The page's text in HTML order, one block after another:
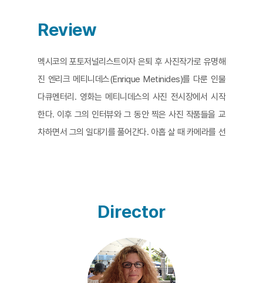
Review
멕시코의 포토저널리스트이자 은퇴 후 사진작가로 유명해
진 엔리크 메티니데스(Enrique Metinides)를 다룬 인물
다큐멘터리. 영화는 메티니데스의 사진 전시장에서 시작
한다. 이후 그의 인터뷰와 그 동안 찍은 사진 작품들을 교
차하면서 그의 일대기를 풀어간다. 아홉 살 때 카메라를 선
십 건의 시체들을 마주한다. 영화와는 너무나 다른 실제 사
건과 죽음들로 두려워하기도 하고 아파하기도 하면서 사
고 현장을 누비는 그의 인생은 사고 현장의 사진만큼이나
파란만장하다. 극영화 못지않게 극적인 몰입을 가진 영화
는 촘촘하고 다층적 구성을 통해 다양한 질문을 던진다. 현
Director